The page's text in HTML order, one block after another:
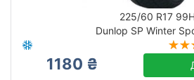
225/60 R17
Dunlop SP Winter
1180 ₴